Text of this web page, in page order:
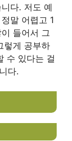
다. 저도 예
말 어렵고 1
들어서 그
렇게 공부하
수 있다는 걸
다.